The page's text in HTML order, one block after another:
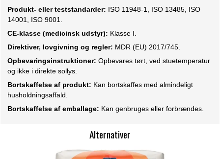
Produkt- eller teststandarder: ISO 11948-1, ISO 13485, ISO
14001, ISO 9001.
CE-klasse (medicinsk udstyr): Klasse I.
Direktiver, lovgivning og regler: MDR (EU) 2017/745.
Opbevaringsinstruktioner: Opbevares tørt, ved stuetemperatur
og ikke i direkte sollys.
Bortskaffelse af produkt: Kan bortskaffes med almindeligt
husholdningsaffald.
Bortskaffelse af emballage: Kan genbruges eller forbrændes.
Alternativer